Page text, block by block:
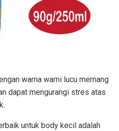
warna warni lucu memang
dapat mengurangi stres atas
untuk body kecil adalah